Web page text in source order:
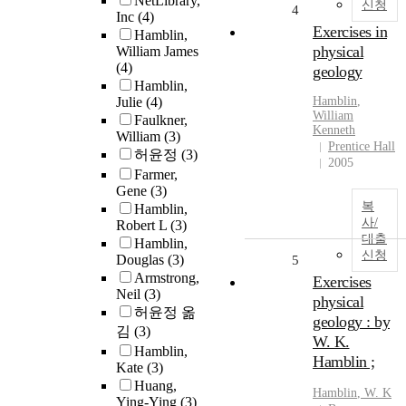
Inc (4)
Hamblin,
William James
(4)
Hamblin,
Julie (4)
Faulkner,
William (3)
허윤정 (3)
Farmer,
Gene (3)
Hamblin,
Robert L (3)
Hamblin,
Douglas (3)
Armstrong,
Neil (3)
허윤정 옮
김 (3)
Hamblin,
Kate (3)
Huang,
Ying-Ying (3)
신청
4
Exercises in
physical
geology
Hamblin,
William
Kenneth
Prentice Hall
2005
복
사/
대출
신청
5
Exercises
physical
geology : by
W. K.
Hamblin ;
Hamblin, W. K